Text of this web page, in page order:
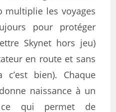
multiplie les voyages
pour protéger
Skynet hors jeu)
en route et sans
c’est bien). Chaque
naissance à un
ce qui permet de